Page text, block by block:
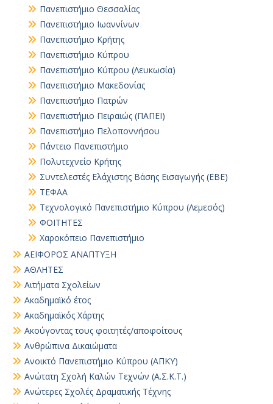
Πανεπιστήμιο Θεσσαλίας
Πανεπιστήμιο Ιωαννίνων
Πανεπιστήμιο Κρήτης
Πανεπιστήμιο Κύπρου
Πανεπιστήμιο Κύπρου (Λευκωσία)
Πανεπιστήμιο Μακεδονίας
Πανεπιστήμιο Πατρών
Πανεπιστήμιο Πειραιώς (ΠΑΠΕΙ)
Πανεπιστήμιο Πελοποννήσου
Πάντειο Πανεπιστήμιο
Πολυτεχνείο Κρήτης
Συντελεστές Ελάχιστης Βάσης Εισαγωγής (ΕΒΕ)
ΤΕΦΑΑ
Τεχνολογικό Πανεπιστήμιο Κύπρου (Λεμεσός)
ΦΟΙΤΗΤΕΣ
Χαροκόπειο Πανεπιστήμιο
ΑΕΙΦΟΡΟΣ ΑΝΑΠΤΥΞΗ
ΑΘΛΗΤΕΣ
Αιτήματα Σχολείων
Ακαδημαϊκό έτος
Ακαδημαϊκός Χάρτης
Ακούγοντας τους φοιτητές/αποφοίτους
Ανθρώπινα Δικαιώματα
Ανοικτό Πανεπιστήμιο Κύπρου (ΑΠΚΥ)
Ανώτατη Σχολή Καλών Τεχνών (Α.Σ.Κ.Τ.)
Ανώτερες Σχολές Δραματικής Τέχνης